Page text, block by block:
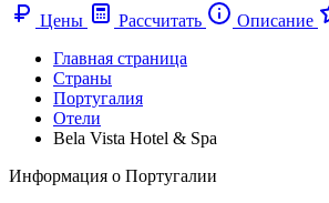
Цены
Рассчитать Описание
Главная страница
Cтраны
Португалия
Отели
Bela Vista Hotel & Spa
Информация о Португалии